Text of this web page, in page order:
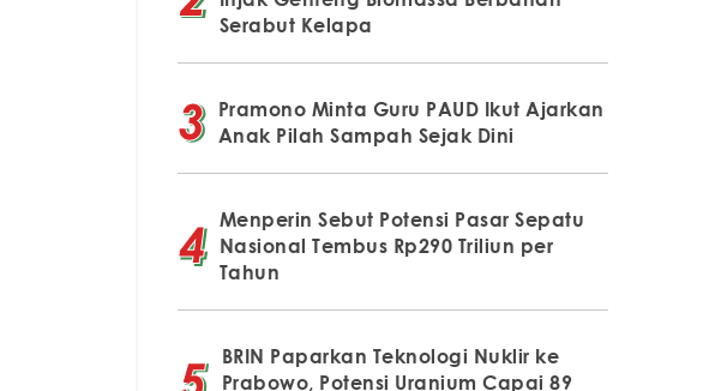
Serabut Kelapa
Pramono Minta Guru PAUD Ikut Ajarkan
Anak Pilah Sampah Sejak Dini
Menperin Sebut Potensi Pasar Sepatu
Nasional Tembus Rp290 Triliun per
Tahun
BRIN Paparkan Teknologi Nuklir ke
Prabowo, Potensi Uranium Capai 89